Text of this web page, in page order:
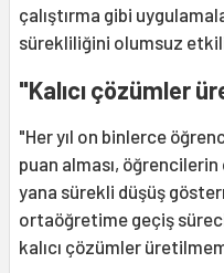
çalıştırma gibi
sürekliliğini olumsuz
"Kalıcı çözümler
"Her yıl on binlerce
puan alması,
yana sürekli düşüş
ortaöğretime geçiş
kalıcı çözümler